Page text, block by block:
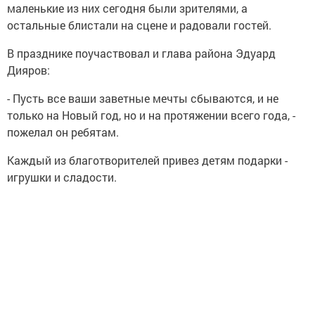
маленькие из них сегодня были зрителями, а
остальные блистали на сцене и радовали гостей.
В празднике поучаствовал и глава района Эдуард
Дияров:
- Пусть все ваши заветные мечты сбываются, и не
только на Новый год, но и на протяжении всего года, -
пожелал он ребятам.
Каждый из благотворителей привез детям подарки -
игрушки и сладости.